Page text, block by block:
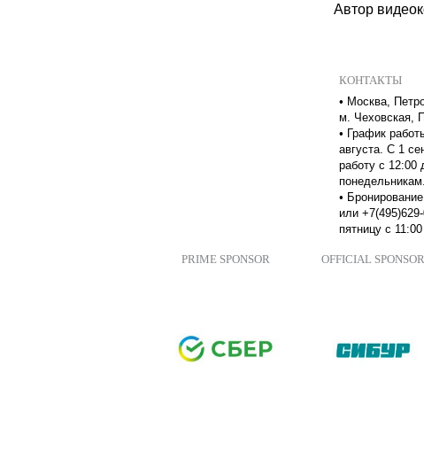
Автор
КОНТАКТЫ
• Москва,
м. Чеховская,
• График
августа. С 1
работу с 12:00
понедельникам.
•
или
пятницу с
PRIME SPONSOR OFFICIAL SPONSOR